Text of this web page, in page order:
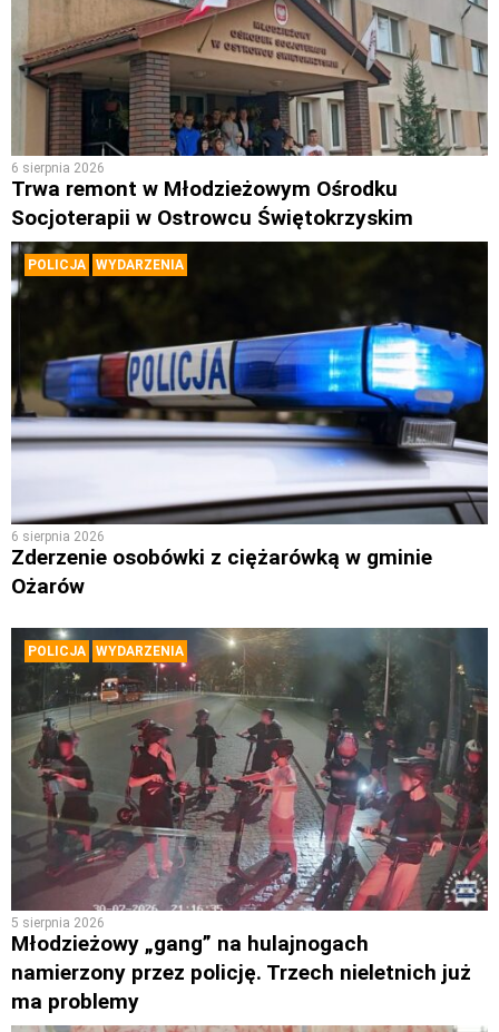
6 sierpnia 2026
Trwa remont w Młodzieżowym Ośrodku
Socjoterapii w Ostrowcu Świętokrzyskim
POLICJA WYDARZENIA
6 sierpnia 2026
Zderzenie osobówki z ciężarówką w gminie
Ożarów
POLICJA WYDARZENIA
5 sierpnia 2026
Młodzieżowy „gang” na hulajnogach
namierzony przez policję. Trzech nieletnich już
ma problemy